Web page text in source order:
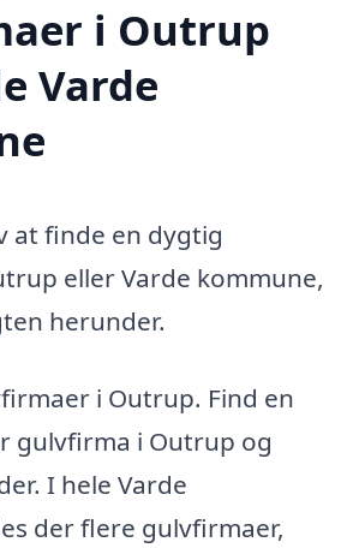
i Outrup
Varde
at finde en dygtig
eller Varde kommune,
herunder.
i Outrup. Find en
gulvfirma i Outrup og
I hele Varde
der flere gulvfirmaer,